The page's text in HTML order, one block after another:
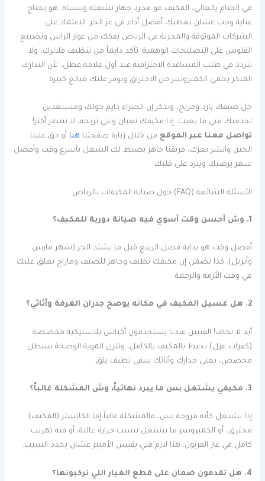
في الختام يالغالي، المكيف مو مجرد جهاز نشغله وننساه. هو يحتاج
عناية وحب عشان يعطيك أفضل أداء في عز الحر. الاعتماد على
الشركات الموثوقة والمجربة في الرياض يفكك من عوار الراس وتضييع
الفلوس على التصليحات الوهمية. تأكد دايماً من تنظيف فلاترك، ولا
تتردد في طلب المساعدة الاحترافية عند أول علامة عطل، لأن التدارك
المبكر يحمي الكمبروسر من الاحتراق ويوفر عليك مبالغ كبيرة.
خل صيفك بارد ومريح، وتذكر إن الخبراء دايم حولك ومستعدين
لخدمتك متى ما بغيت. إذا مكيفك تعبان وتبي تريحه، لا تنتظر أكثر!
تواصل معنا عبر الموقع من خلال زيارة صفحتنا هنا أو دق علينا
الحين وابشر بعزك، فريقنا جاهز يضبط لك الشغل بأسرع وقت وأفضل
سعر يرضيك ويبرد على قلبك.
الأسئلة الشائعة (FAQ) حول صيانة المكيفات بالرياض
1. وش أحسن وقت أسوي فيه صيانة دورية للمكيف؟
أفضل وقت هو بداية فصل الربيع قبل ما يشتد الحر (شهر مارس
وأبريل). كذا تضمن إن مكيفك نظيف وجاهز للصيف وماراح يعلق عليك
في وقت الأزمة والزحمة.
2. هل غسيل المكيف في مكانه يوصخ جدران الغرفة وأثاثي؟
أبد لا تخاف! الفنيين عندنا يستخدمون أكياس بلاستيكية مخصصة
(كفرات عزل) تحيط بالمكيف بالكامل، وتنزل الموية الوصخة بسطل
مخصص، يعني جدارك وأثاثك بيبقى نظيف يلق.
3. مكيفي يشتغل بس ما يبرد نهائياً، وش المشكلة غالباً؟
إذا يشتغل كأنه مروحة بس، فالمشكلة غالباً إما الكابستر (المكثف)
محترق، أو الكمبروسر ما يشتغل بسبب حرارة عالية، أو فيه تهريب
كامل في غاز الفريون. هنا لازم فني يقيس الأمبير عشان يحدد السبب.
4. هل تقدمون ضمان على قطع الغيار اللي تركبونها؟